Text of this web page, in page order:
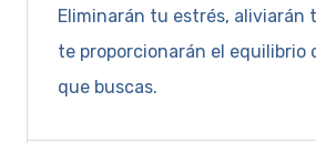
Eliminarán tu estrés, aliviarán
te proporcionarán el equilibrio
que buscas.